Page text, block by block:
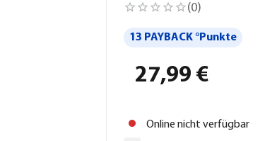
(0)
13 PAYBACK °Punkte
27,99 €
Online nicht verfügbar